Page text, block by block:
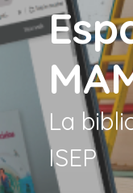
La
ISEP